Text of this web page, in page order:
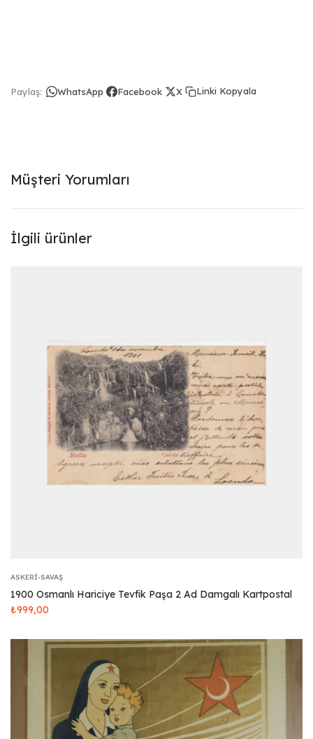
Paylaş: WhatsApp Facebook X Linki Kopyala
Müşteri Yorumları
İlgili ürünler
ASKERI-SAVAŞ
1900 Osmanlı Hariciye Tevfik Paşa 2 Ad Damgalı Kartpostal
₺999,00